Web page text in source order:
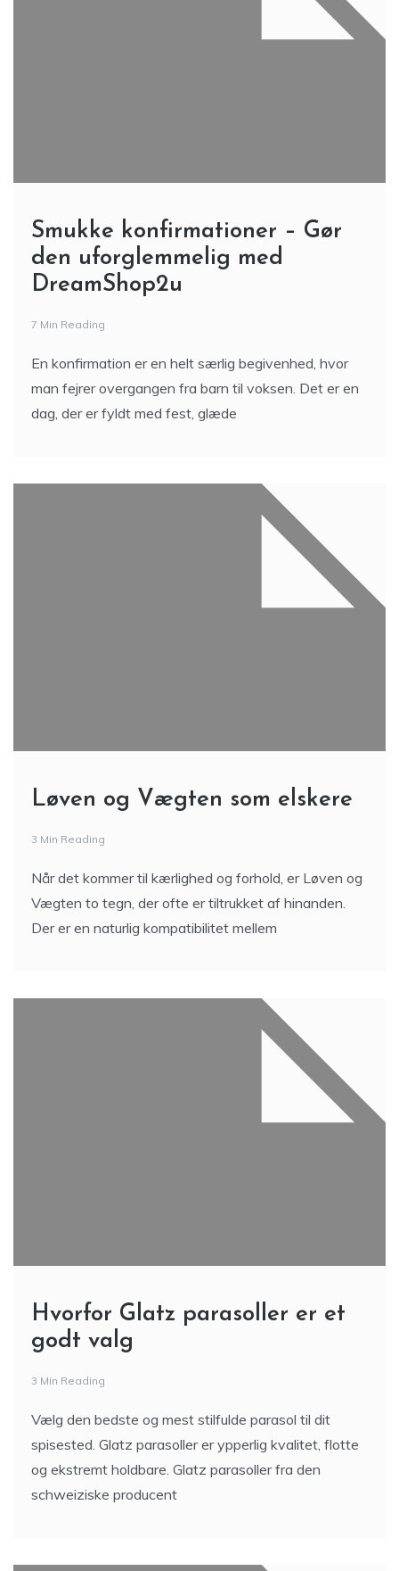
Smukke konfirmationer – Gør
den uforglemmelig med
DreamShop2u
7 Min Reading
En konfirmation er en helt særlig begivenhed, hvor
man fejrer overgangen fra barn til voksen. Det er en
dag, der er fyldt med fest, glæde
Løven og Vægten som elskere
3 Min Reading
Når det kommer til kærlighed og forhold, er Løven og
Vægten to tegn, der ofte er tiltrukket af hinanden.
Der er en naturlig kompatibilitet mellem
Hvorfor Glatz parasoller er et
godt valg
3 Min Reading
Vælg den bedste og mest stilfulde parasol til dit
spisested. Glatz parasoller er ypperlig kvalitet, flotte
og ekstremt holdbare. Glatz parasoller fra den
schweiziske producent